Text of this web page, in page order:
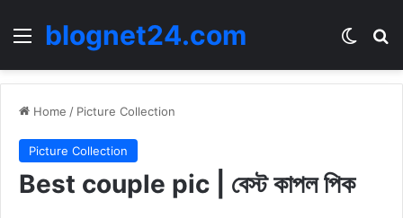
Menublognet24.com
Home / Picture Collection
Picture Collection
Best couple pic | বেস্ট কাপল পিক